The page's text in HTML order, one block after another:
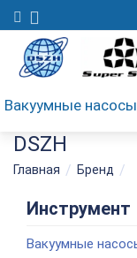
Вакуумные насосы
DSZH
Главная / Бренд /
Инструмент
Вакуумные